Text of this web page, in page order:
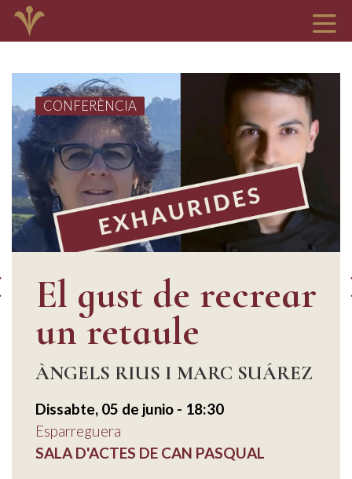
CONFERÈNCIA
El gust de recrear
un retaule
ÀNGELS RIUS I MARC SUÁREZ
Dissabte, 05 de junio - 18:30
Esparreguera
SALA D'ACTES DE CAN PASQUAL